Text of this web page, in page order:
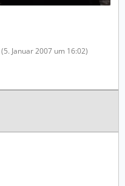
(5. Januar 2007 um 16:02)